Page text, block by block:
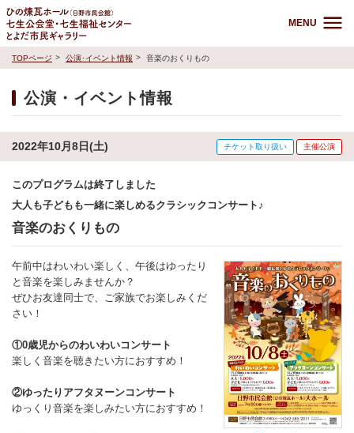
MENU
TOPページ 公演･イベント情報 音楽のおくりもの
公演・イベント情報
2022年10月8日(土) チケット取り扱い 主催公演
このプログラムは終了しました
大人も子どもも一緒に楽しめるクラシックコンサート♪
音楽のおくりもの
午前中はわいわい楽しく、午後はゆったり
と音楽を楽しみませんか？
ぜひお友達同士で、ご家族でお楽しみくだ
さい！
①0歳児からのわいわいコンサート
楽しく音楽を聴きたい方におすすめ！
②ゆったりアフタヌーンコンサート
ゆっくり音楽を楽しみたい方におすすめ！